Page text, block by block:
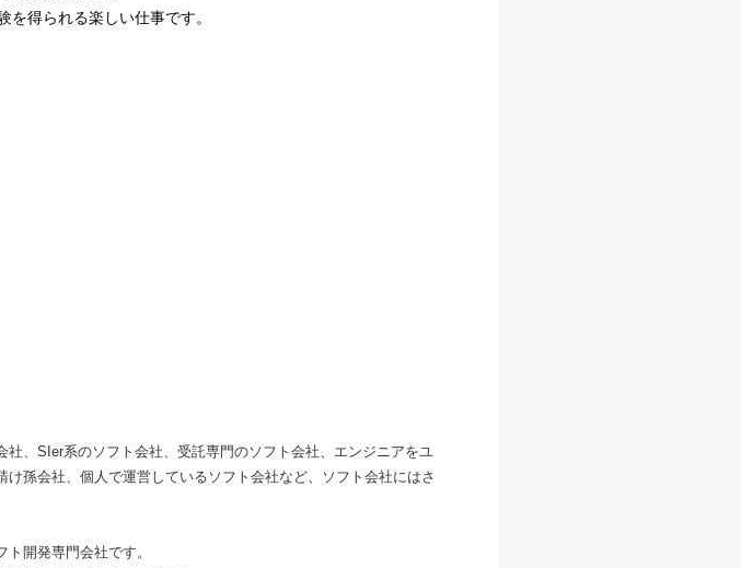
得られる楽しい仕事です。
、SIer系のソフト会社、受託専門のソフト会社、エンジニアをユ
孫会社、個人で運営しているソフト会社など、ソフト会社にはさ
開発専門会社です。